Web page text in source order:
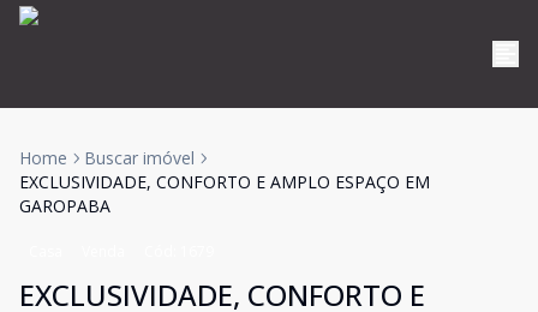
Home
Buscar imóvel
EXCLUSIVIDADE, CONFORTO E AMPLO ESPAÇO EM
GAROPABA
EXCLUSIVIDADE, CONFORTO E